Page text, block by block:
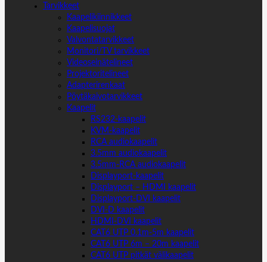
Tarvikkeet
Kaapelikiinnikkeet
Kaapelisuojat
Valvontatarvikkeet
Monitori/TV tarvikkeet
Videoseinätelineet
Projektoritelineet
Adapterirenkaat
Pöytäkaivotarvikkeet
Kaapelit
RS232-kaapelit
KVM-kaapelit
RCA audiokaapelit
3.5mm audiokaapelit
3.5mm-RCA audiokaapelit
Displayport-kaapelit
Displayport – HDMI kaapelit
Displayport-DVI kaapelit
DVI-D kaapelit
HDMI-DVI kaapelit
CAT6 UTP 0.1m-5m kaapelit
CAT6 UTP 6m – 20m kaapelit
CAT6 UTP pitkät välikaapelit